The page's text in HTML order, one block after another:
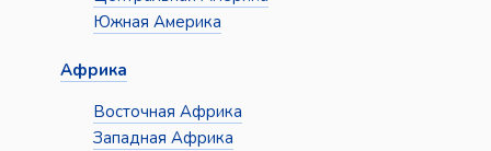
Южная Америка
Африка
Восточная Африка
Западная Африка